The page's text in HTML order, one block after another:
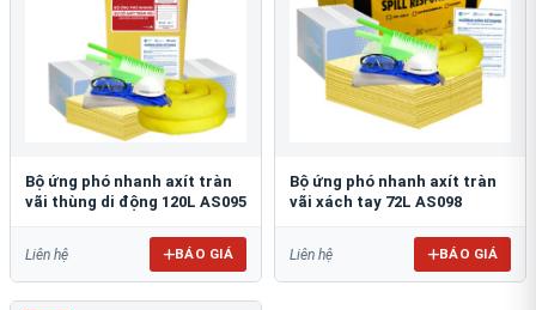
Bộ ứng phó nhanh axít tràn
vãi thùng di động 120L AS095
Liên hệ BÁO GIÁ
Bộ ứng phó nhanh axít tràn
vãi xách tay 72L AS098
Liên hệ BÁO GIÁ